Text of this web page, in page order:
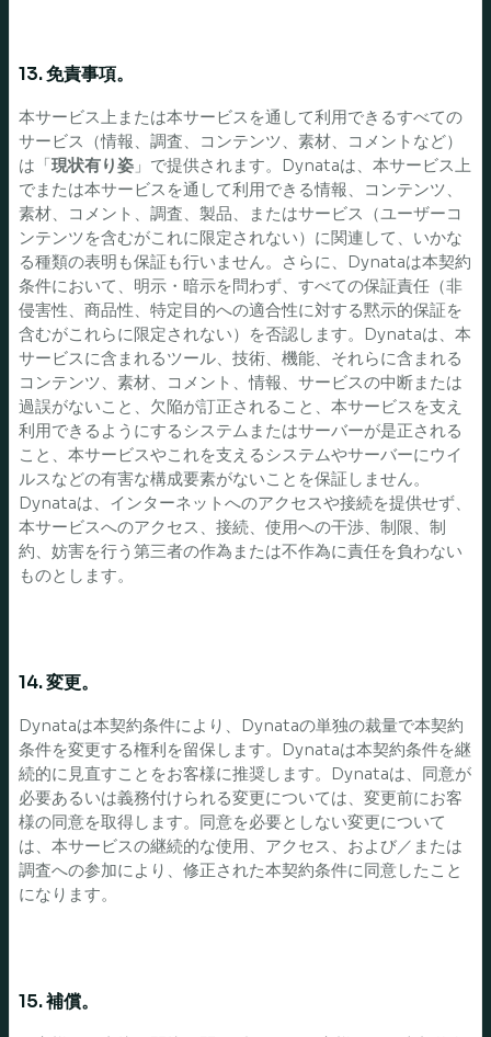
13. 免責事項。
本サービス上または本サービスを通して利用できるすべての
サービス（情報、調査、コンテンツ、素材、コメントなど）
は「現状有り姿 」で提供されます。Dynataは、本サービス上
でまたは本サービスを通して利用できる情報、コンテンツ、
素材、コメント、調査、製品、またはサービス（ユーザーコ
ンテンツを含むがこれに限定されない）に関連して、いかな
る種類の表明も保証も行いません。さらに、Dynataは本契約
条件において、明示・暗示を問わず、すべての保証責任（非
侵害性、商品性、特定目的への適合性に対する黙示的保証を
含むがこれらに限定されない）を否認します。Dynataは、本
サービスに含まれるツール、技術、機能、それらに含まれる
コンテンツ、素材、コメント、情報、サービスの中断または
過誤がないこと、欠陥が訂正されること、本サービスを支え
利用できるようにするシステムまたはサーバーが是正される
こと、本サービスやこれを支えるシステムやサーバーにウイ
ルスなどの有害な構成要素がないことを保証しません。
Dynataは、インターネットへのアクセスや接続を提供せず、
本サービスへのアクセス、接続、使用への干渉、制限、制
約、妨害を行う第三者の作為または不作為に責任を負わない
ものとします。
14. 変更。
Dynataは本契約条件により、Dynataの単独の裁量で本契約
条件を変更する権利を留保します。Dynataは本契約条件を継
続的に見直すことをお客様に推奨します。Dynataは、同意が
必要あるいは義務付けられる変更については、変更前にお客
様の同意を取得します。同意を必要としない変更について
は、本サービスの継続的な使用、アクセス、および／または
調査への参加により、修正された本契約条件に同意したこと
になります。
15. 補償。